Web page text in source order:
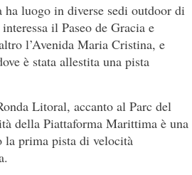
luogo in diverse sedi outdoor di
il Paseo de Gracia e
l’Avenida Maria Cristina, e
è stata allestita una pista
Litoral, accanto al Parc del
della Piattaforma Marittima è una
la prima pista di velocità